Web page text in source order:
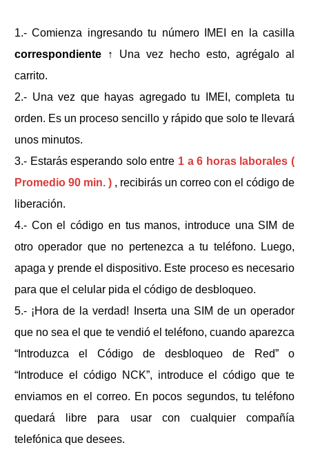
1.- Comienza ingresando tu número IMEI en la casilla
correspondiente ↑ Una vez hecho esto, agrégalo al
carrito.
2.- Una vez que hayas agregado tu IMEI, completa tu
orden. Es un proceso sencillo y rápido que solo te llevará
unos minutos.
3.- Estarás esperando solo entre 1 a 6 horas laborales (
Promedio 90 min. ) , recibirás un correo con el código de
liberación.
4.- Con el código en tus manos, introduce una SIM de
otro operador que no pertenezca a tu teléfono. Luego,
apaga y prende el dispositivo. Este proceso es necesario
para que el celular pida el código de desbloqueo.
5.- ¡Hora de la verdad! Inserta una SIM de un operador
que no sea el que te vendió el teléfono, cuando aparezca
“Introduzca el Código de desbloqueo de Red” o
“Introduce el código NCK”, introduce el código que te
enviamos en el correo. En pocos segundos, tu teléfono
quedará libre para usar con cualquier compañía
telefónica que desees.